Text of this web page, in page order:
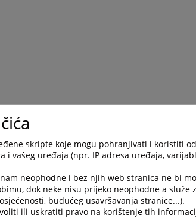
skripte koje mogu pohranjivati i koristiti
i vašeg uređaja (npr. IP adresa uređaja,
neophodne i bez njih web stranica ne bi
dok neke nisu prijeko neophodne a služe
budućeg usavršavanja stranice...).
ili uskratiti pravo na korištenje tih